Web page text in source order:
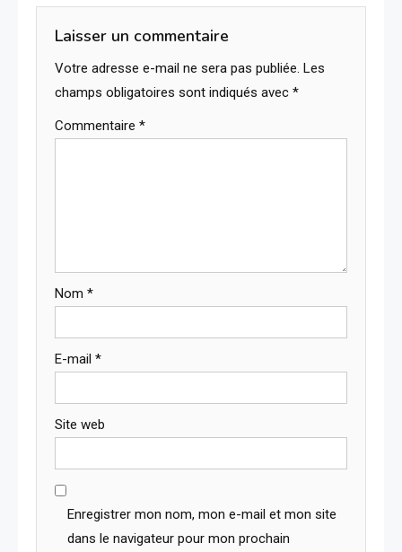
Laisser un commentaire
Votre adresse e-mail ne sera pas publiée. Les
champs obligatoires sont indiqués avec *
Commentaire *
Nom *
E-mail *
Site web
Enregistrer mon nom, mon e-mail et mon site
dans le navigateur pour mon prochain